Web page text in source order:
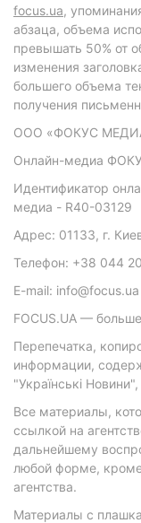
focus.ua,
абзаца, объема
превышать 50% от
изменения
большего объема
получения
ООО «ФОКУС
Онлайн-медиа
Идентификатор
медиа - R40-03129
Адрес: 01133, г.
Телефон: +38 044
E-mail: info@focus.ua
FOCUS.UA —
Перепечатка,
информации,
"Українські
Все материалы,
ссылкой на
дальнейшему
любой форме,
агентства.
Материалы с